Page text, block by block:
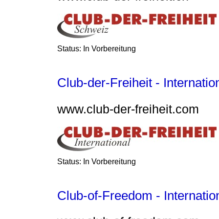
Status: In Vorbereitung
Club-der-Freiheit -
www.club-der-freiheit.com
Status: In Vorbereitung
Club-of-Freedom -